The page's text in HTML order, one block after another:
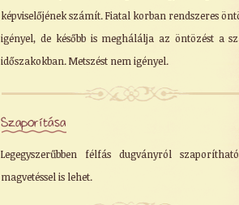
képviselőjének számít. Fiatal korban rendszeres
igényel, de később is meghálálja az öntözést a
időszakokban. Metszést nem igényel.
Szaporítása
Legegyszerűbben félfás dugványról
magvetéssel is lehet.